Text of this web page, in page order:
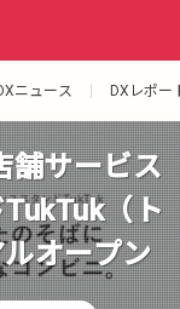
ニュース DXレポー
舗サービス
TukTuk（ト
オープン